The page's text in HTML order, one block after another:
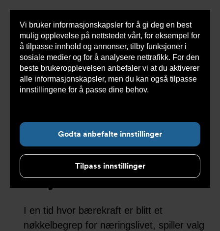
Vi bruker informasjonskapsler for å gi deg en best
mulig opplevelse på nettstedet vårt, for eksempel for
å tilpasse innhold og annonser, tilby funksjoner i
sosiale medier og for å analysere nettrafikk. For den
beste brukeropplevelsen anbefaler vi at du aktiverer
alle informasjonskapsler, men du kan også tilpasse
innstillingene for å passe dine behov.
Godta anbefalte innstillinger
Tilpass innstillinger
Undernavigasjon for ”Løsninger”
Bærekraftig
ventilvalg: Veien til
effektiv drift og
miljøbevissthet
I en tid hvor bærekraft er blitt et
nøkkelbegrep for næringslivet, spiller valg